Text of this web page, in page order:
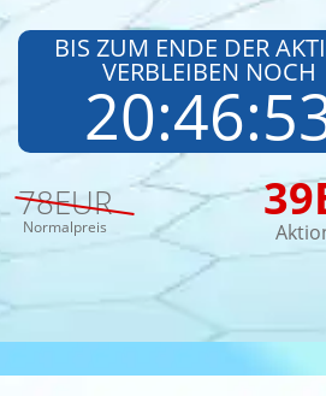
BIS ZUM ENDE DER
VERBLEIBEN NOCH
20:46:
78EUR
Normalpreis 39